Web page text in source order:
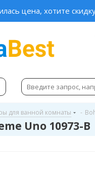
цена, хотите
для ванной комнаты -
Uno 10973-B